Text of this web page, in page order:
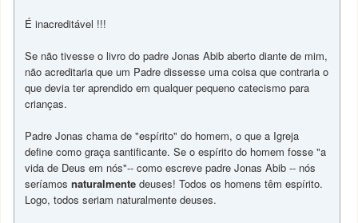
É inacreditável !!!
Se não tivesse o livro do padre Jonas Abib aberto diante de mim,
não acreditaria que um Padre dissesse uma coisa que contraria o
que devia ter aprendido em qualquer pequeno catecismo para
crianças.
Padre Jonas chama de "espírito" do homem, o que a Igreja
define como graça santificante. Se o espírito do homem fosse "a
vida de Deus em nós"-- como escreve padre Jonas Abib -- nós
seríamosnaturalmente deuses! Todos os homens têm espírito.
Logo, todos seriam naturalmente deuses.